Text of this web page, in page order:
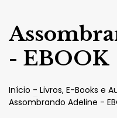
- EBOOK
Início - Livros, E-Books e
Assombrando Adeline -